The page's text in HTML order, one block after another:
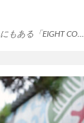
もある「EIGHT CO…